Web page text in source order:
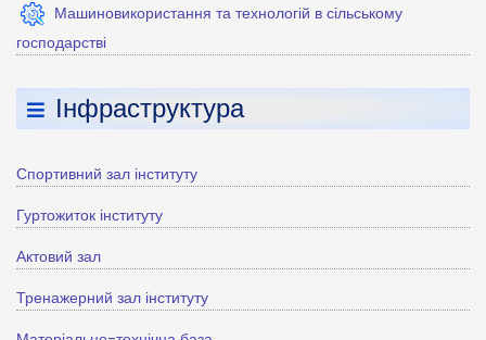
Машиновикористання та технологій в сільському
господарстві
Інфраструктура
Спортивний зал інституту
Гуртожиток інституту
Актовий зал
Тренажерний зал інституту